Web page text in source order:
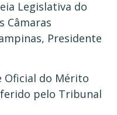
Legislativa do
Câmaras
Presidente
Oficial do Mérito
pelo Tribunal